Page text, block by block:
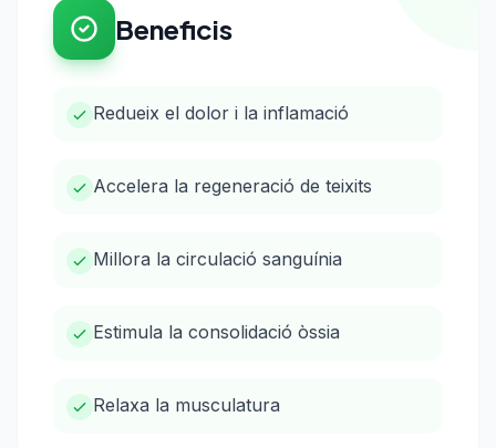
Beneficis
Redueix el dolor i la inflamació
Accelera la regeneració de teixits
Millora la circulació sanguínia
Estimula la consolidació òssia
Relaxa la musculatura